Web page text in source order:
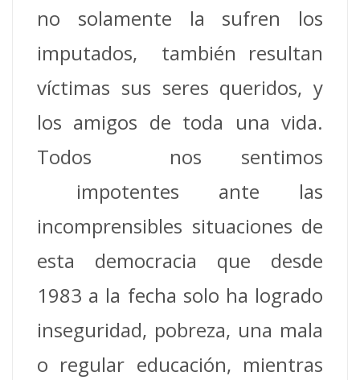
no solamente la sufren los
imputados, también resultan
víctimas sus seres queridos, y
los amigos de toda una vida.
Todos nos sentimos
impotentes ante las
incomprensibles situaciones de
esta democracia que desde
1983 a la fecha solo ha logrado
inseguridad, pobreza, una mala
o regular educación, mientras